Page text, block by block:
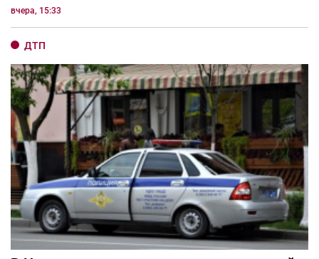
вчера, 15:33
ДТП